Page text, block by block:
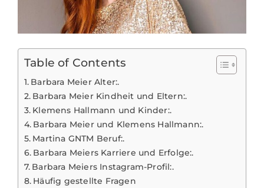
Table of Contents
Barbara Meier Alter:.
Barbara Meier Kindheit und Eltern:.
Klemens Hallmann und Kinder:.
Barbara Meier und Klemens Hallmann:.
Martina GNTM Beruf:.
Barbara Meiers Karriere und Erfolge:.
Barbara Meiers Instagram-Profil:.
Häufig gestellte Fragen